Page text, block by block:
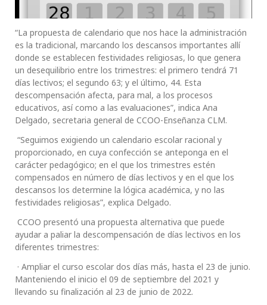
“La propuesta de calendario que nos hace la administración
es la tradicional, marcando los descansos importantes allí
donde se establecen festividades religiosas, lo que genera
un desequilibrio entre los trimestres: el primero tendrá 71
días lectivos; el segundo 63; y el último, 44. Esta
descompensación afecta, para mal, a los procesos
educativos, así como a las evaluaciones”, indica Ana
Delgado, secretaria general de CCOO-Enseñanza CLM.
“Seguimos exigiendo un calendario escolar racional y
proporcionado, en cuya confección se anteponga en el
carácter pedagógico; en el que los trimestres estén
compensados en número de días lectivos y en el que los
descansos los determine la lógica académica, y no las
festividades religiosas”, explica Delgado.
CCOO presentó una propuesta alternativa que puede
ayudar a paliar la descompensación de días lectivos en los
diferentes trimestres:
· Ampliar el curso escolar dos días más, hasta el 23 de junio.
Manteniendo el inicio el 09 de septiembre del 2021 y
llevando su finalización al 23 de junio de 2022.